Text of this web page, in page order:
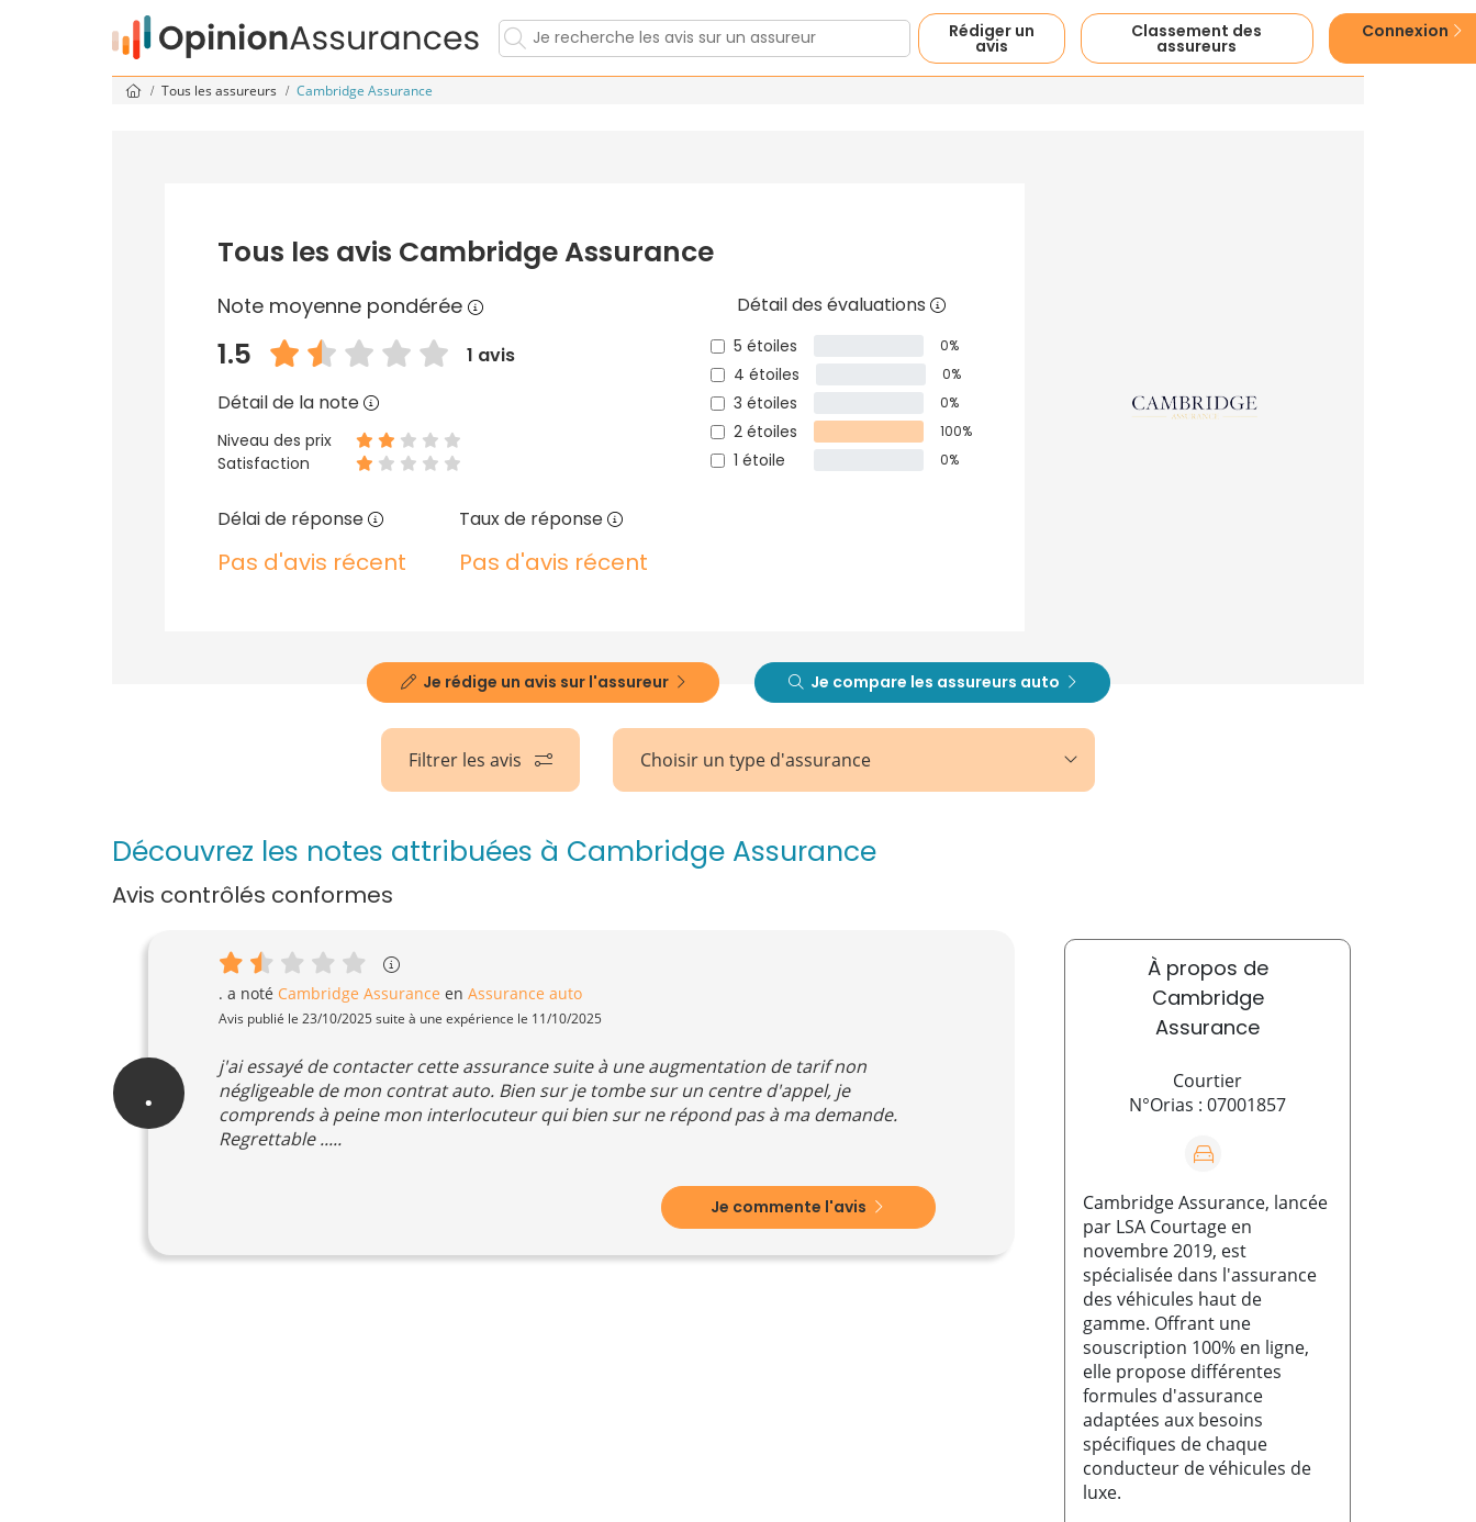
Rédiger un
avis
Classement des
assureurs
Connexion
Tous les assureurs Cambridge Assurance
Tous les avis Cambridge Assurance
Note moyenne pondérée
1.5
1 avis
Détail de la note
Niveau des prix
Satisfaction
Détail des évaluations
5 étoiles 0%
4 étoiles 0%
3 étoiles 0%
2 étoiles 100%
1 étoile 0%
Délai de réponse
Pas d'avis récent
Taux de réponse
Pas d'avis récent
Je rédige un avis sur l'assureur Je compare les assureurs auto
Filtrer les avis Choisir un type d'assurance
Découvrez les notes attribuées à Cambridge Assurance
Avis contrôlés conformes
.
. a noté Cambridge Assurance en Assurance auto
Avis publié le 23/10/2025 suite à une expérience le 11/10/2025
j'ai essayé de contacter cette assurance suite à une augmentation de tarif non
négligeable de mon contrat auto. Bien sur je tombe sur un centre d'appel, je
comprends à peine mon interlocuteur qui bien sur ne répond pas à ma demande.
Regrettable .....
Je commente l'avis
À propos de
Cambridge
Assurance
Courtier
N°Orias : 07001857
Cambridge Assurance, lancée
par LSA Courtage en
novembre 2019, est
spécialisée dans l'assurance
des véhicules haut de
gamme. Offrant une
souscription 100% en ligne,
elle propose différentes
formules d'assurance
adaptées aux besoins
spécifiques de chaque
conducteur de véhicules de
luxe.